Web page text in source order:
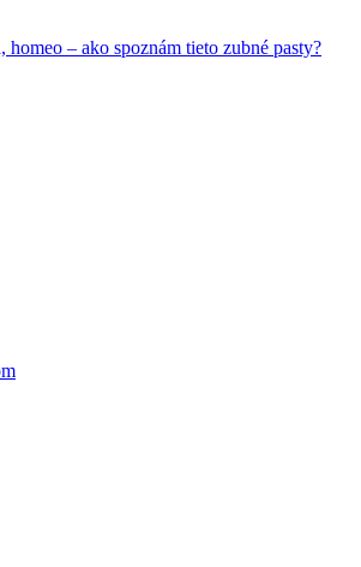
homeo – ako spoznám tieto zubné pasty?